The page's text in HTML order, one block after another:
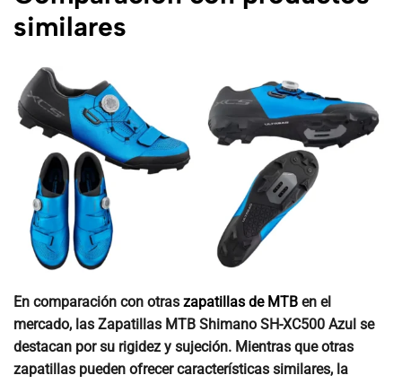
similares
En comparación con otras zapatillas de MTB en el
mercado, las Zapatillas MTB Shimano SH-XC500 Azul se
destacan por su rigidez y sujeción. Mientras que otras
zapatillas pueden ofrecer características similares, la